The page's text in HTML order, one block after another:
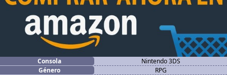
Consola
Nintendo 3DS
Género
RPG